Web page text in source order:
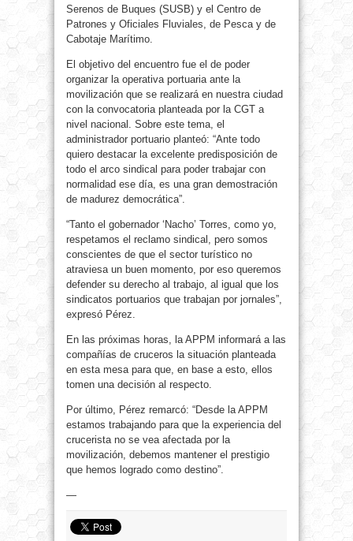
Serenos de Buques (SUSB) y el Centro de
Patrones y Oficiales Fluviales, de Pesca y de
Cabotaje Marítimo.
El objetivo del encuentro fue el de poder
organizar la operativa portuaria ante la
movilización que se realizará en nuestra ciudad
con la convocatoria planteada por la CGT a
nivel nacional. Sobre este tema, el
administrador portuario planteó: “Ante todo
quiero destacar la excelente predisposición de
todo el arco sindical para poder trabajar con
normalidad ese día, es una gran demostración
de madurez democrática”.
“Tanto el gobernador ‘Nacho’ Torres, como yo,
respetamos el reclamo sindical, pero somos
conscientes de que el sector turístico no
atraviesa un buen momento, por eso queremos
defender su derecho al trabajo, al igual que los
sindicatos portuarios que trabajan por jornales”,
expresó Pérez.
En las próximas horas, la APPM informará a las
compañías de cruceros la situación planteada
en esta mesa para que, en base a esto, ellos
tomen una decisión al respecto.
Por último, Pérez remarcó: “Desde la APPM
estamos trabajando para que la experiencia del
crucerista no se vea afectada por la
movilización, debemos mantener el prestigio
que hemos logrado como destino”.
—